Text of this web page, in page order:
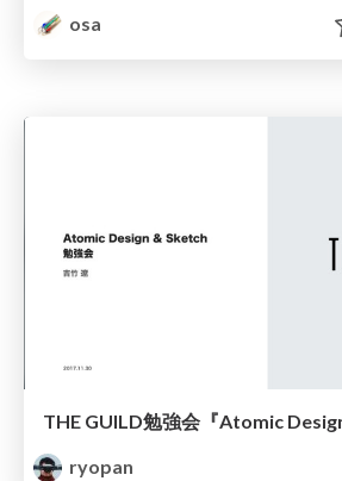
osa
THE GUILD勉強会『Atomic
ryopan